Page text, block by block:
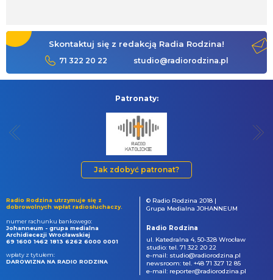
Skontaktuj się z redakcją Radia Rodzina!
71 322 20 22 studio@radiorodzina.pl
Patronaty:
Jak zdobyć patronat?
Radio Rodzina utrzymuje się z
dobrowolnych wpłat radiosłuchaczy.
numer rachunku bankowego:
Johanneum - grupa medialna
Archidiecezji Wrocławskiej
69 1600 1462 1813 6262 6000 0001
wpłaty z tytułem:
DAROWIZNA NA RADIO RODZINA
© Radio Rodzina 2018 |
Grupa Medialna JOHANNEUM
Radio Rodzina
ul. Katedralna 4, 50-328 Wrocław
studio: tel. 71 322 20 22
e-mail: studio@radiorodzina.pl
newsroom: tel. +48 71 327 12 85
e-mail: reporter@radiorodzina.pl